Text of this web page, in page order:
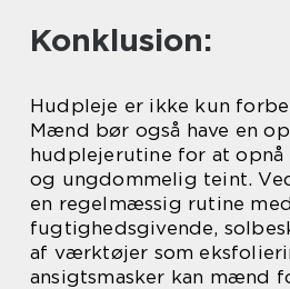
Konklusion:
Hudpleje er ikke kun
Mænd bør også have en
hudplejerutine for at opnå
og ungdommelig teint.
en regelmæssig rutine
fugtighedsgivende,
af værktøjer som
ansigtsmasker kan mænd